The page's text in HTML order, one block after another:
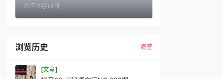
25年2月14日
浏览历史 清空
[文章]